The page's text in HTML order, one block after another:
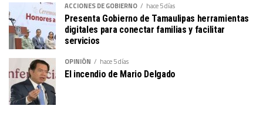
ACCIONES DE GOBIERNO hace 5 días
Presenta Gobierno de Tamaulipas herramientas
digitales para conectar familias y facilitar
servicios
OPINIÓN hace 5 días
El incendio de Mario Delgado